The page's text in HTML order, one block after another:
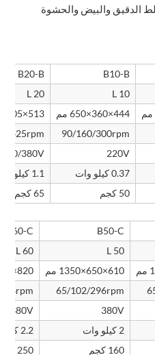
الدقيق والبيض والحشوة
B10-B
B20-B
10 L
20 L
444×360×650 مم
513×405×762 مم
90/160/300rpm
425rpm
220V
220/380V
0.37 كيلو وات
1.1 كيلو وات
50 كجم 65 كجم
B50-C
B60-C
50 L
60 L
610×650×1350 مم
820×700×1260 مم
65/102/296rpm
380V
380V
2 كيلو وات
2.2 كيلو وات
160 كجم 250 كجم